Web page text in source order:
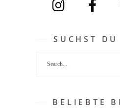
SUCHST DU
BELIEBTE